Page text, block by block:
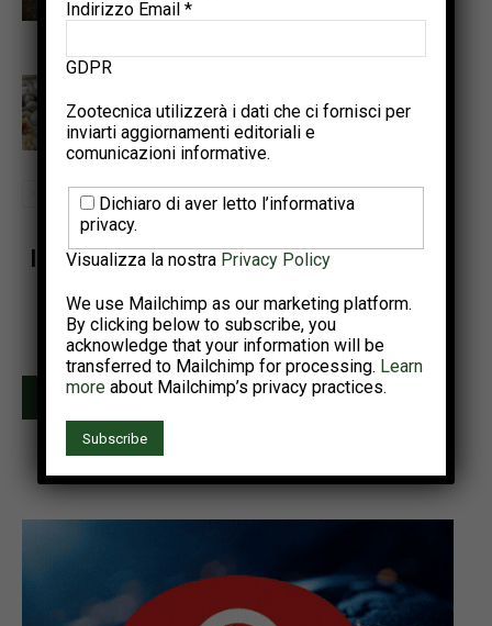
pratico per cicli di produzione di
rilevare le patologie enteriche
nel pollo da carne
Iscriviti alla newsletter di Zootecnica
Ricevi una selezione dei contenuti più rilevanti del settore
avicolo.
Due invii al mese • Iscrizione gratuita
Indirizzo Email *
GDPR
Zootecnica utilizzerà i dati che ci fornisci per
inviarti aggiornamenti editoriali e
comunicazioni informative.
Dichiaro di aver letto l’informativa
privacy.
Visualizza la nostra Privacy Policy
We use Mailchimp as our marketing platform.
By clicking below to subscribe, you
acknowledge that your information will be
transferred to Mailchimp for processing. Learn
more about Mailchimp’s privacy practices.